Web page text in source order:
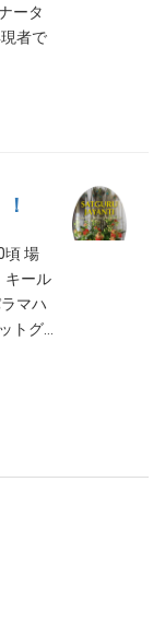
ータ
者で
頃 場
キール
マハ
トグ…